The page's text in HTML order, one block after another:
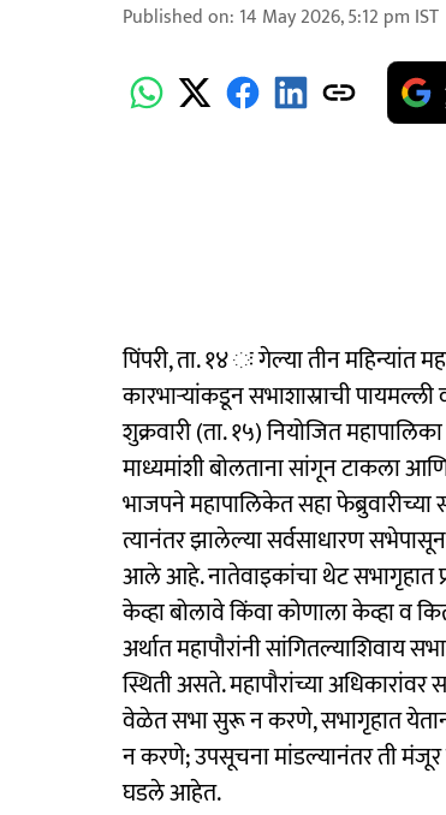
Published on: 14 May 2026, 5:12 pm IST
पिंपरी, ता. १४ ः गेल्‍या तीन महिन्यांत
कारभाऱ्यांकडून सभाशास्राची पायमल्ली
शुक्रवारी (ता. १५) नियोजित
माध्यमांशी बोलताना सांगून टाकला
भाजपने महापालिकेत सहा फेब्रुवारीच्या
त्यानंतर झालेल्या सर्वसाधारण
आले आहे. नातेवाइकांचा थेट सभागृहात
केव्हा बोलावे किंवा कोणाला केव्हा व
अर्थात महापौरांनी सांगितल्याशिवाय
स्थिती असते. महापौरांच्या
वेळेत सभा सुरू न करणे, सभागृहात येताना
न करणे; उपसूचना मांडल्यानंतर ती मंजूर
घडले आहेत.